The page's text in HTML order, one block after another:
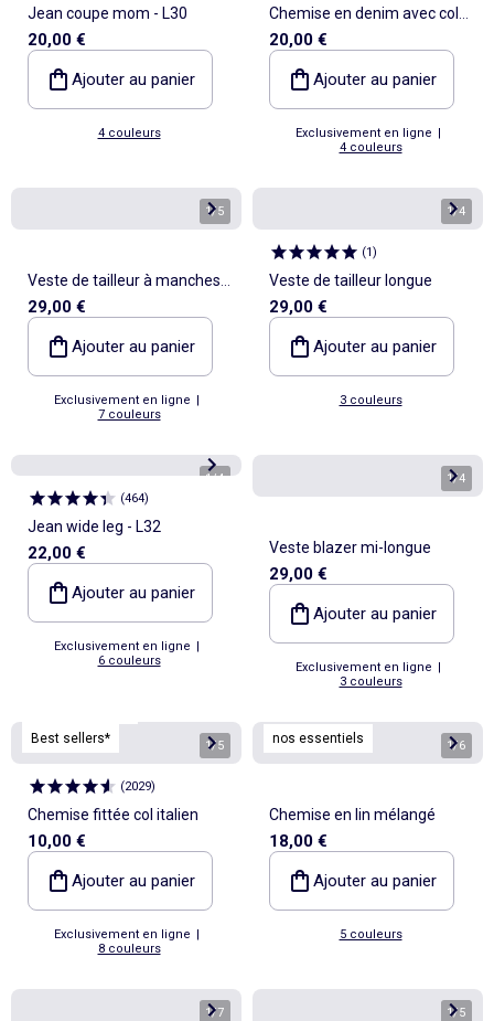
Jean coupe mom - L30
20,00 €
Ajouter au panier
4 couleurs
Chemise en denim avec col
lavallière
20,00 €
Ajouter au panier
Exclusivement en ligne |
4 couleurs
1/5
Veste de tailleur à manches
longues
29,00 €
Ajouter au panier
Exclusivement en ligne |
7 couleurs
1/4
(1)
Veste de tailleur longue
29,00 €
Ajouter au panier
3 couleurs
1/4
(464)
Jean wide leg - L32
22,00 €
Ajouter au panier
Exclusivement en ligne |
6 couleurs
1/4
Veste blazer mi-longue
29,00 €
Ajouter au panier
Exclusivement en ligne |
3 couleurs
Best sellers*
1/5
(2029)
Chemise fittée col italien
10,00 €
Ajouter au panier
Exclusivement en ligne |
8 couleurs
nos essentiels 1/6
Chemise en lin mélangé
18,00 €
Ajouter au panier
5 couleurs
1/7 1/5